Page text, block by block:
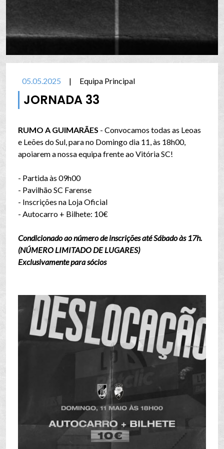
05.05.2025 | Equipa Principal
JORNADA 33
RUMO A GUIMARÃES - Convocamos todas as Leoas
e Leões do Sul, para no Domingo dia 11, às 18h00,
apoiarem a nossa equipa frente ao Vitória SC!
- Partida às 09h00
- Pavilhão SC Farense
- Inscrições na Loja Oficial
- Autocarro + Bilhete: 10€
Condicionado ao número de inscrições até Sábado às 17h.
(NÚMERO LIMITADO DE LUGARES)
Exclusivamente para sócios